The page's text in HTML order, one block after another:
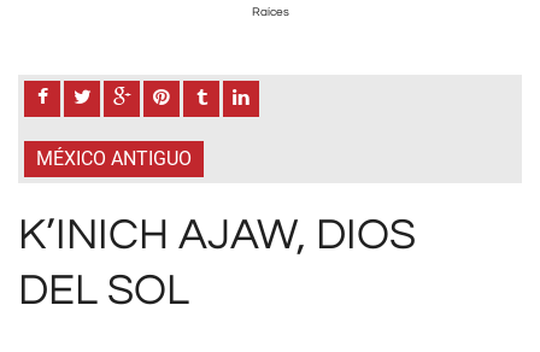
Raíces
MÉXICO ANTIGUO
K’INICH AJAW, DIOS
DEL SOL